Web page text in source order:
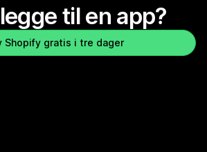
til en app?
Shopify gratis i tre dager